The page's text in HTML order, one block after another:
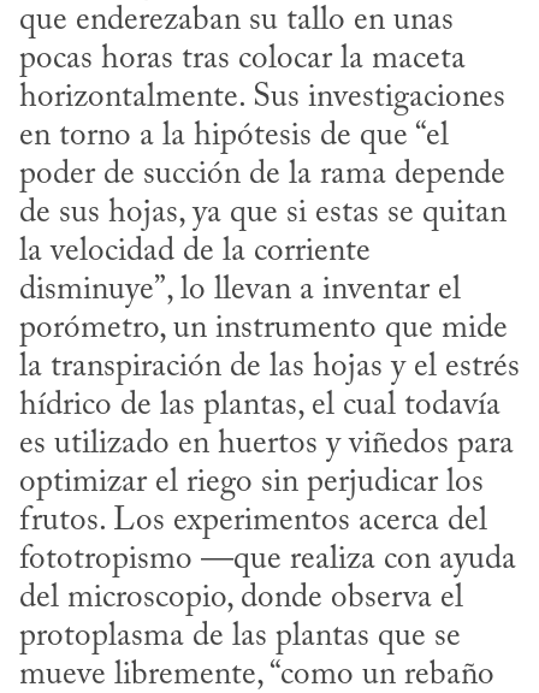
que enderezaban su tallo en unas
pocas horas tras colocar la maceta
horizontalmente. Sus investigaciones
en torno a la hipótesis de que “el
poder de succión de la rama depende
de sus hojas, ya que si estas se quitan
la velocidad de la corriente
disminuye”, lo llevan a inventar el
porómetro, un instrumento que mide
la transpiración de las hojas y el estrés
hídrico de las plantas, el cual todavía
es utilizado en huertos y viñedos para
optimizar el riego sin perjudicar los
frutos. Los experimentos acerca del
fototropismo —que realiza con ayuda
del microscopio, donde observa el
protoplasma de las plantas que se
mueve libremente, “como un rebaño